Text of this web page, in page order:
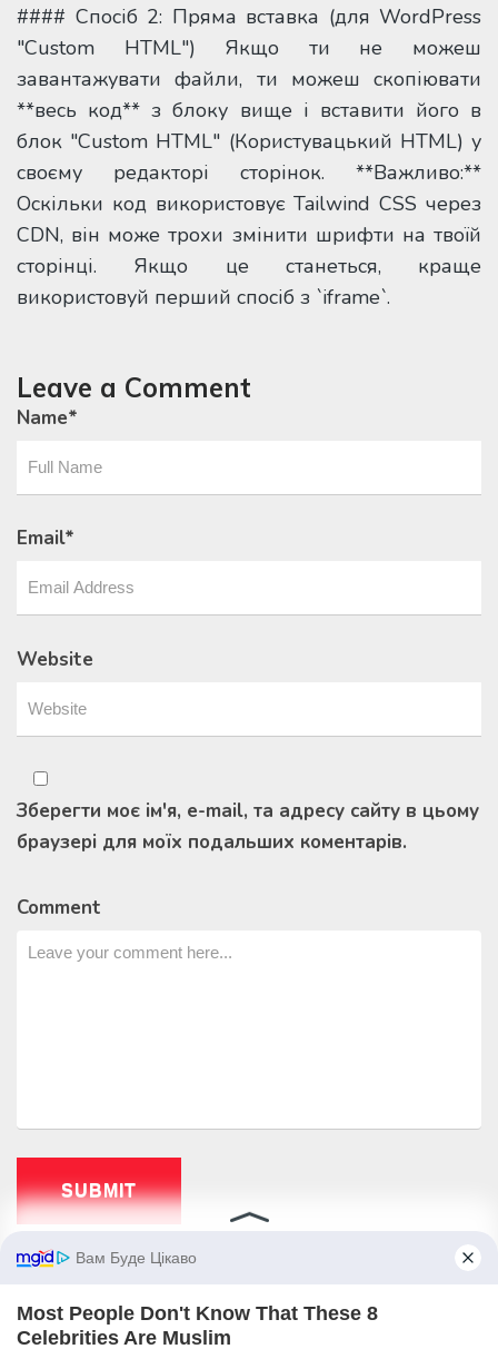
#### Спосіб 2: Пряма вставка (для WordPress
"Custom HTML") Якщо ти не можеш
завантажувати файли, ти можеш скопіювати
**весь код** з блоку вище і вставити його в
блок "Custom HTML" (Користувацький HTML) у
своєму редакторі сторінок. **Важливо:**
Оскільки код використовує Tailwind CSS через
CDN, він може трохи змінити шрифти на твоїй
сторінці. Якщо це станеться, краще
використовуй перший спосіб з `iframe`.
Leave a Comment
Name*
Email*
Website
Зберегти моє ім'я, e-mail, та адресу сайту в цьому
браузері для моїх подальших коментарів.
Comment